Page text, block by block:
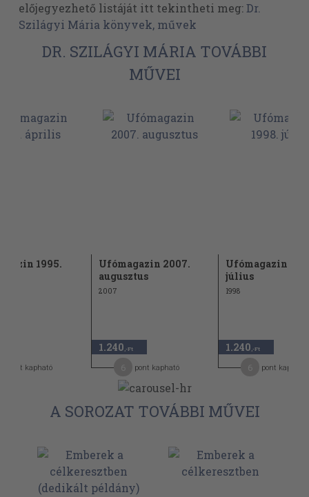
előjegyezhető listáját itt tekintheti meg:Dr.
Szilágyi Mária könyvek, művek
DR. SZILÁGYI MÁRIA TOVÁBBI
MŰVEI
1995.
pont kapható
Ufómagazin 2007.
augusztus
2007
1.240 ,-Ft
pont kapható
Ufómagazin
július
1998
1.240 ,-Ft
pont kapható
A SOROZAT TOVÁBBI MŰVEI